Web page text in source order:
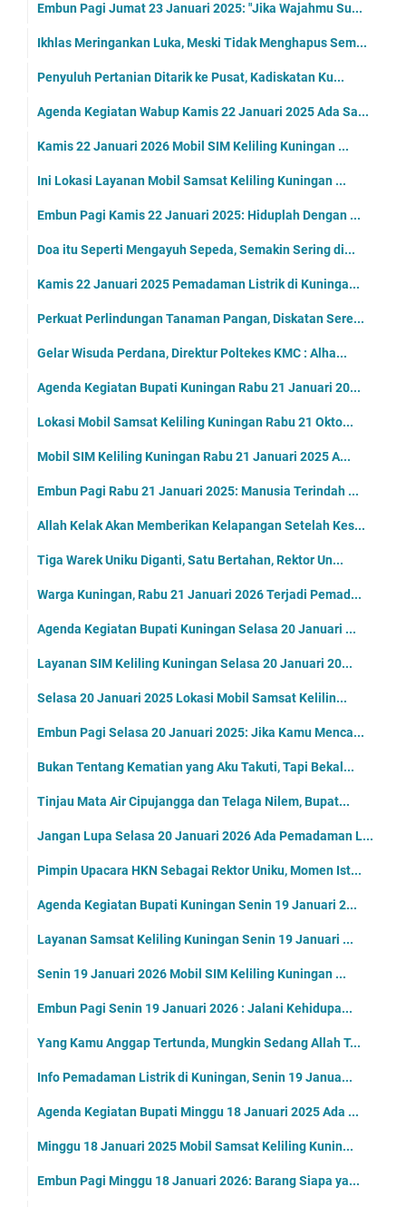
Embun Pagi Jumat 23 Januari 2025: "Jika Wajahmu Su...
Ikhlas Meringankan Luka, Meski Tidak Menghapus Sem...
Penyuluh Pertanian Ditarik ke Pusat, Kadiskatan Ku...
Agenda Kegiatan Wabup Kamis 22 Januari 2025 Ada Sa...
Kamis 22 Januari 2026 Mobil SIM Keliling Kuningan ...
Ini Lokasi Layanan Mobil Samsat Keliling Kuningan ...
Embun Pagi Kamis 22 Januari 2025: Hiduplah Dengan ...
Doa itu Seperti Mengayuh Sepeda, Semakin Sering di...
Kamis 22 Januari 2025 Pemadaman Listrik di Kuninga...
Perkuat Perlindungan Tanaman Pangan, Diskatan Sere...
Gelar Wisuda Perdana, Direktur Poltekes KMC : Alha...
Agenda Kegiatan Bupati Kuningan Rabu 21 Januari 20...
Lokasi Mobil Samsat Keliling Kuningan Rabu 21 Okto...
Mobil SIM Keliling Kuningan Rabu 21 Januari 2025 A...
Embun Pagi Rabu 21 Januari 2025: Manusia Terindah ...
Allah Kelak Akan Memberikan Kelapangan Setelah Kes...
Tiga Warek Uniku Diganti, Satu Bertahan, Rektor Un...
Warga Kuningan, Rabu 21 Januari 2026 Terjadi Pemad...
Agenda Kegiatan Bupati Kuningan Selasa 20 Januari ...
Layanan SIM Keliling Kuningan Selasa 20 Januari 20...
Selasa 20 Januari 2025 Lokasi Mobil Samsat Kelilin...
Embun Pagi Selasa 20 Januari 2025: Jika Kamu Menca...
Bukan Tentang Kematian yang Aku Takuti, Tapi Bekal...
Tinjau Mata Air Cipujangga dan Telaga Nilem, Bupat...
Jangan Lupa Selasa 20 Januari 2026 Ada Pemadaman L...
Pimpin Upacara HKN Sebagai Rektor Uniku, Momen Ist...
Agenda Kegiatan Bupati Kuningan Senin 19 Januari 2...
Layanan Samsat Keliling Kuningan Senin 19 Januari ...
Senin 19 Januari 2026 Mobil SIM Keliling Kuningan ...
Embun Pagi Senin 19 Januari 2026 : Jalani Kehidupa...
Yang Kamu Anggap Tertunda, Mungkin Sedang Allah T...
Info Pemadaman Listrik di Kuningan, Senin 19 Janua...
Agenda Kegiatan Bupati Minggu 18 Januari 2025 Ada ...
Minggu 18 Januari 2025 Mobil Samsat Keliling Kunin...
Embun Pagi Minggu 18 Januari 2026: Barang Siapa ya...